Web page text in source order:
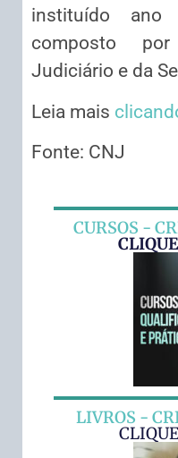
instituído ano
composto
Judiciário e da
Leia mais
Fonte: CNJ
CURSOS -
LIVROS -